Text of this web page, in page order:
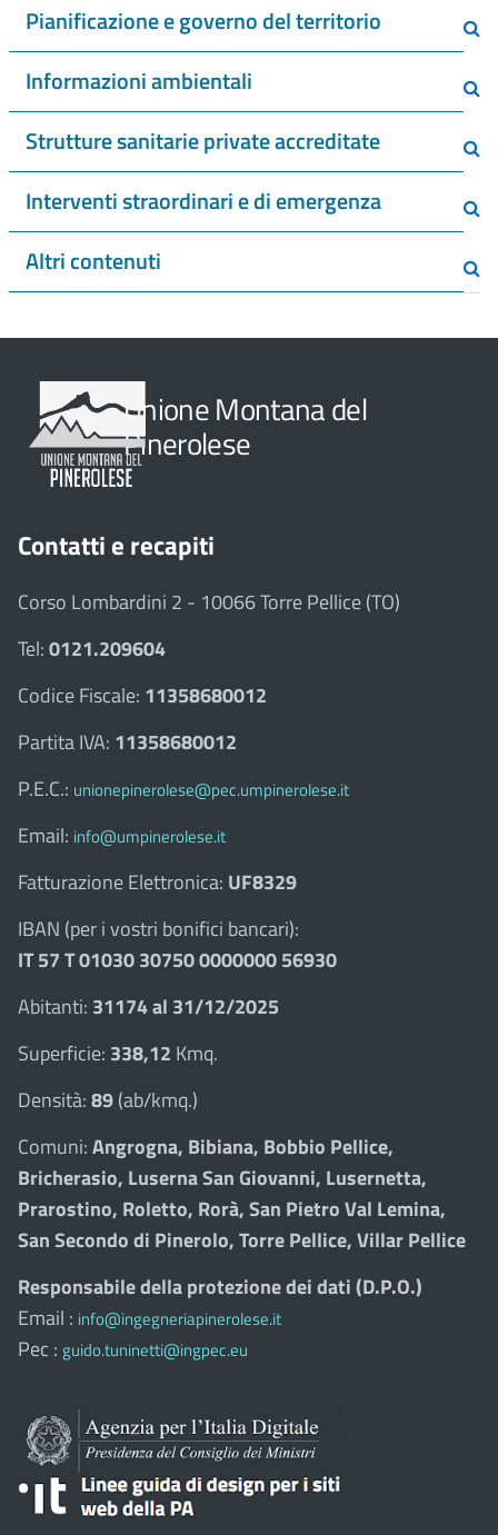
Pianificazione e governo del territorio
Informazioni ambientali
Strutture sanitarie private accreditate
Interventi straordinari e di emergenza
Altri contenuti
Unione Montana del
Pinerolese
Contatti e recapiti
Corso Lombardini 2 - 10066 Torre Pellice (TO)
Tel:0121.209604
Codice Fiscale: 11358680012
Partita IVA: 11358680012
P.E.C.: unionepinerolese@pec.umpinerolese.it
Email: info@umpinerolese.it
Fatturazione Elettronica: UF8329
IBAN (per i vostri bonifici bancari):
IT 57 T 01030 30750 0000000 56930
Abitanti: 31174 al 31/12/2025
Superficie: 338,12 Kmq.
Densità:89(ab/kmq.)
Comuni:Angrogna, Bibiana, Bobbio Pellice,
Bricherasio, Luserna San Giovanni, Lusernetta,
Prarostino, Roletto, Rorà, San Pietro Val Lemina,
San Secondo di Pinerolo, Torre Pellice, Villar Pellice
Responsabile della protezione dei dati (D.P.O.)
Email : info@ingegneriapinerolese.it
Pec : guido.tuninetti@ingpec.eu